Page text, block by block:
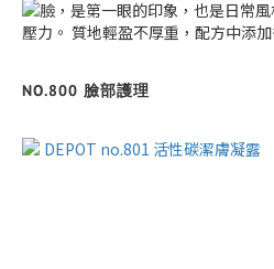
NO.800 臉部護理